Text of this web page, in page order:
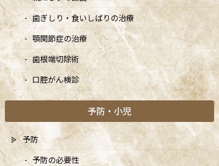
予防の重要性
予防とは、虫歯や歯周病などの歯の病気を未然に防ぎ、歯や口腔
の健康を保つことを目的とした歯科医療の一環です。歯科治療は
一般的に、問題が発生してからその症状に対応する治療法が中心
でしたが、予防はその逆で、問題が発生する前に適切なケアを行
い、健康を維持することを目指します。痛みや不調が出る前に定
期的なチェックを受けることが、長期的な歯の健康を支える最良
歯ぎしり・食いしばりの治療
顎関節症の治療
歯根端切除術
口腔がん検診
予防・小児
予防
予防の必要性